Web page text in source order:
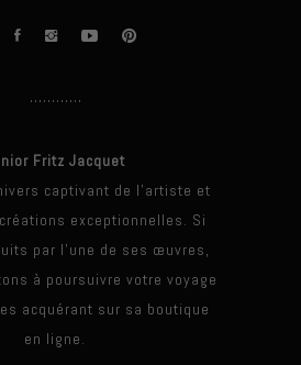
Fritz Jacquet
captivant de l'artiste et
exceptionnelles. Si
par l'une de ses œuvres,
à poursuivre votre voyage
acquérant sur sa boutique
en ligne.